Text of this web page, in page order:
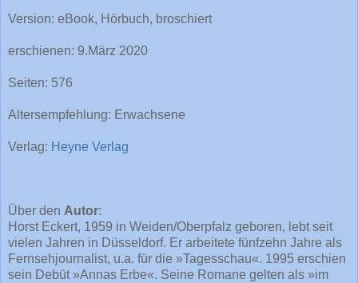
Version: eBook, Hörbuch, broschiert
erschienen: 9.März 2020
Seiten: 576
Altersempfehlung: Erwachsene
Verlag: Heyne Verlag
Über den Autor:
Horst Eckert, 1959 in Weiden/Oberpfalz geboren, lebt seit
vielen Jahren in Düsseldorf. Er arbeitete fünfzehn Jahre als
Fernsehjournalist, u.a. für die »Tagesschau«. 1995 erschien
sein Debüt »Annas Erbe«. Seine Romane gelten als »im